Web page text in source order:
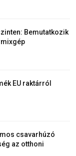
Bemutatkozik
EU raktárról
csavarhúzó
az otthoni